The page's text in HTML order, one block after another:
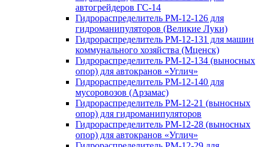
автогрейдеров ГС-14
Гидрораспределитель РМ-12-126 для
гидроманипуляторов (Великие Луки)
Гидрораспределитель РМ-12-131 для машин
коммунального хозяйства (Мценск)
Гидрораспределитель РМ-12-134 (выносных
опор) для автокранов «Углич»
Гидрораспределитель РМ-12-140 для
мусоровозов (Арзамас)
Гидрораспределитель РМ-12-21 (выносных
опор) для гидроманипуляторов
Гидрораспределитель РМ-12-28 (выносных
опор) для автокранов «Углич»